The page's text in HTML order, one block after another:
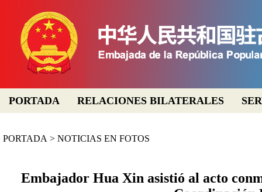
PORTADA RELACIONES BILATERALES
PORTADA > NOTICIAS EN FOTOS
Embajador Hua Xin asistió al acto